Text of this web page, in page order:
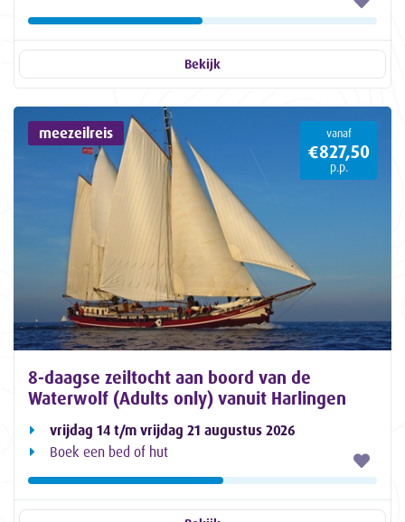
Bekijk
meezeilreis vanaf
€827,50
p.p.
8-daagse zeiltocht aan boord van de
Waterwolf (Adults only) vanuit Harlingen
vrijdag 14 t/m vrijdag 21 augustus 2026
Boek een bed of hut